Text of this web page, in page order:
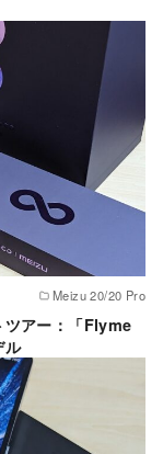
Meizu 20/20 Pro
アー：「Flyme
ル